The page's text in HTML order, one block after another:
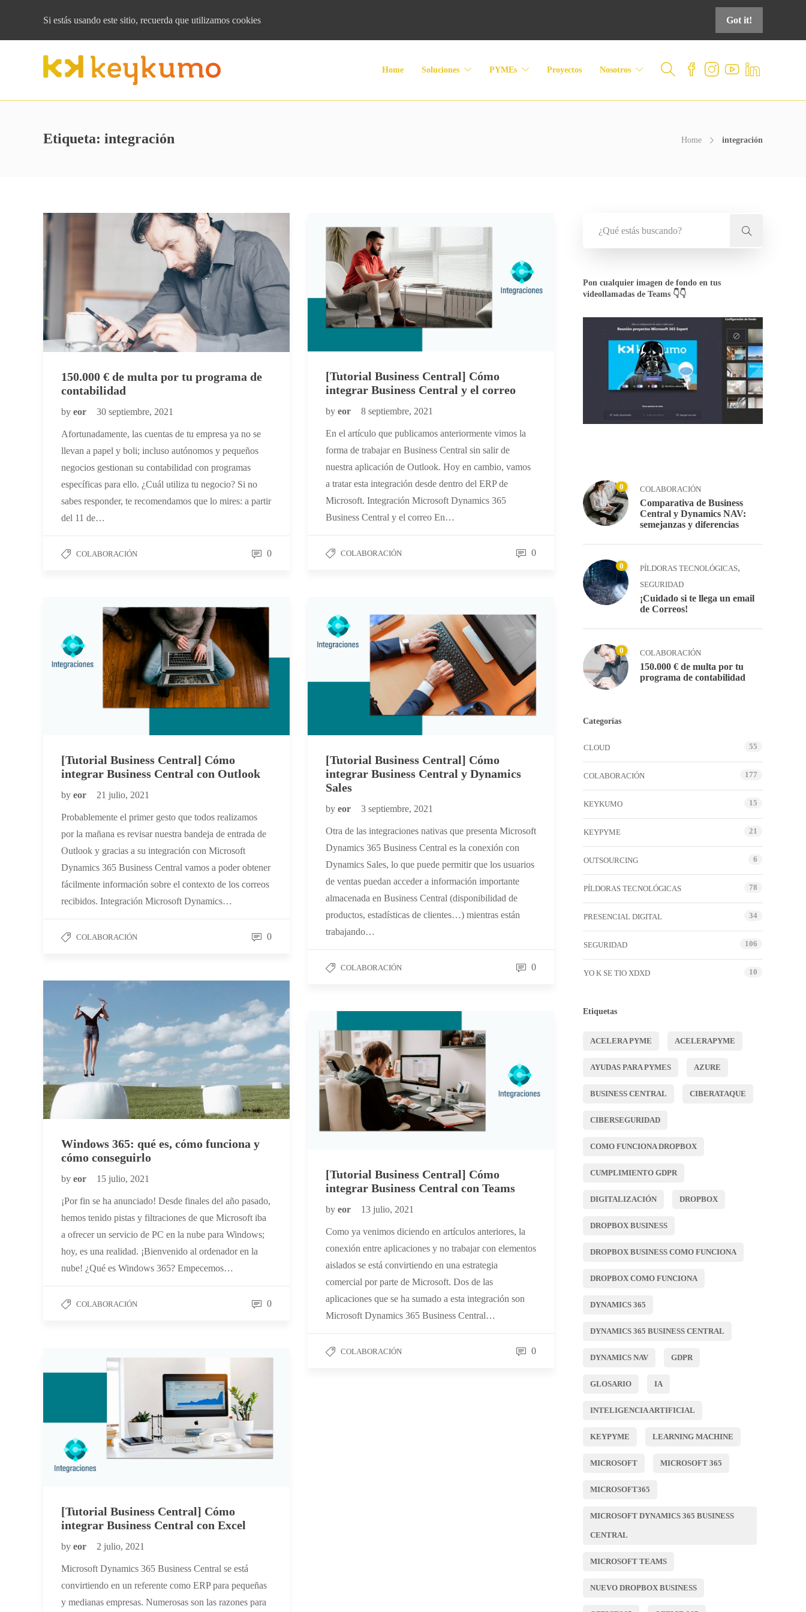
Si estás usando este sitio, recuerda que utilizamos cookies Got it!
Home Soluciones PYMEs Proyectos Nosotros
Etiqueta: integración Home integración
150.000 € de multa por tu programa de
contabilidad
by eor 30 septiembre, 2021
Afortunadamente, las cuentas de tu empresa ya no se
llevan a papel y boli; incluso autónomos y pequeños
negocios gestionan su contabilidad con programas
específicas para ello. ¿Cuál utiliza tu negocio? Si no
sabes responder, te recomendamos que lo mires: a partir
del 11 de…
COLABORACIÓN 0
[Tutorial Business Central] Cómo
integrar Business Central y el correo
by eor 8 septiembre, 2021
En el artículo que publicamos anteriormente vimos la
forma de trabajar en Business Central sin salir de
nuestra aplicación de Outlook. Hoy en cambio, vamos
a tratar esta integración desde dentro del ERP de
Microsoft. Integración Microsoft Dynamics 365
Business Central y el correo En…
COLABORACIÓN 0
[Tutorial Business Central] Cómo
integrar Business Central y Dynamics
Sales
by eor 3 septiembre, 2021
Otra de las integraciones nativas que presenta Microsoft
Dynamics 365 Business Central es la conexión con
Dynamics Sales, lo que puede permitir que los usuarios
de ventas puedan acceder a información importante
almacenada en Business Central (disponibilidad de
productos, estadísticas de clientes…) mientras están
trabajando…
COLABORACIÓN 0
[Tutorial Business Central] Cómo
integrar Business Central con Outlook
by eor 21 julio, 2021
Probablemente el primer gesto que todos realizamos
por la mañana es revisar nuestra bandeja de entrada de
Outlook y gracias a su integración con Microsoft
Dynamics 365 Business Central vamos a poder obtener
fácilmente información sobre el contexto de los correos
recibidos. Integración Microsoft Dynamics…
COLABORACIÓN 0
Windows 365: qué es, cómo funciona y
cómo conseguirlo
by eor 15 julio, 2021
¡Por fin se ha anunciado! Desde finales del año pasado,
hemos tenido pistas y filtraciones de que Microsoft iba
a ofrecer un servicio de PC en la nube para Windows;
hoy, es una realidad. ¡Bienvenido al ordenador en la
nube! ¿Qué es Windows 365? Empecemos…
COLABORACIÓN 0
[Tutorial Business Central] Cómo
integrar Business Central con Teams
by eor 13 julio, 2021
Como ya venimos diciendo en artículos anteriores, la
conexión entre aplicaciones y no trabajar con elementos
aislados se está convirtiendo en una estrategia
comercial por parte de Microsoft. Dos de las
aplicaciones que se ha sumado a esta integración son
Microsoft Dynamics 365 Business Central…
COLABORACIÓN 0
[Tutorial Business Central] Cómo
integrar Business Central con Excel
by eor 2 julio, 2021
Microsoft Dynamics 365 Business Central se está
convirtiendo en un referente como ERP para pequeñas
y medianas empresas. Numerosas son las razones para
Pon cualquier imagen de fondo en tus
videollamadas de Teams 👇👇
0 COLABORACIÓN
Comparativa de Business
Central y Dynamics NAV:
semejanzas y diferencias
0 PÍLDORAS TECNOLÓGICAS,
SEGURIDAD
¡Cuidado si te llega un email
de Correos!
0 COLABORACIÓN
150.000 € de multa por tu
programa de contabilidad
Categorías
CLOUD 55
COLABORACIÓN 177
KEYKUMO 15
KEYPYME 21
OUTSOURCING 6
PÍLDORAS TECNOLÓGICAS 78
PRESENCIAL DIGITAL 34
SEGURIDAD 106
YO K SE TIO XDXD 10
Etiquetas
ACELERA PYME ACELERAPYME
AYUDAS PARA PYMES AZURE
BUSINESS CENTRAL CIBERATAQUE
CIBERSEGURIDAD
COMO FUNCIONA DROPBOX
CUMPLIMIENTO GDPR
DIGITALIZACIÓN DROPBOX
DROPBOX BUSINESS
DROPBOX BUSINESS COMO FUNCIONA
DROPBOX COMO FUNCIONA
DYNAMICS 365
DYNAMICS 365 BUSINESS CENTRAL
DYNAMICS NAV GDPR
GLOSARIO IA
INTELIGENCIA ARTIFICIAL
KEYPYME LEARNING MACHINE
MICROSOFT MICROSOFT 365
MICROSOFT365
MICROSOFT DYNAMICS 365 BUSINESS
CENTRAL
MICROSOFT TEAMS
NUEVO DROPBOX BUSINESS